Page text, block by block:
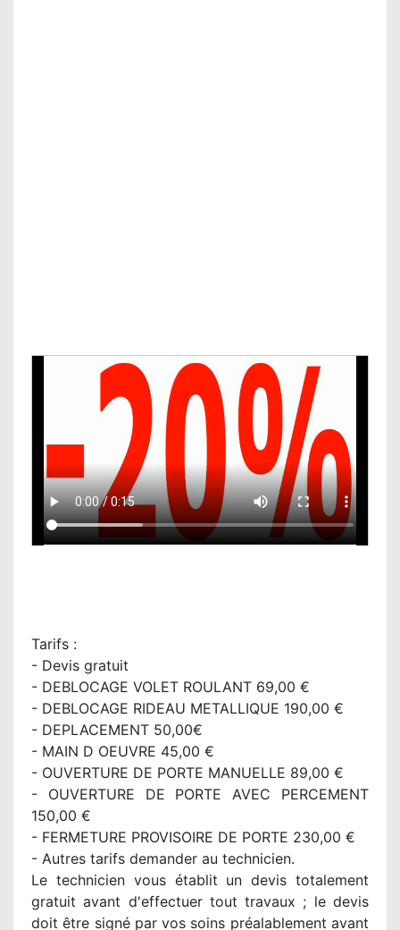
Tarifs :
- Devis gratuit
- DEBLOCAGE VOLET ROULANT 69,00 €
- DEBLOCAGE RIDEAU METALLIQUE 190,00 €
- DEPLACEMENT 50,00€
- MAIN D OEUVRE 45,00 €
- OUVERTURE DE PORTE MANUELLE 89,00 €
- OUVERTURE DE PORTE AVEC PERCEMENT
150,00 €
- FERMETURE PROVISOIRE DE PORTE 230,00 €
- Autres tarifs demander au technicien.
Le technicien vous établit un devis totalement
gratuit avant d'effectuer tout travaux ; le devis
doit être signé par vos soins préalablement avant